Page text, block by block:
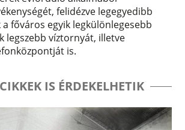
felidézve legegyedibb
főváros egyik legkülönlegesebb
legszebb víztornyát, illetve
is.
IS ÉRDEKELHETIK